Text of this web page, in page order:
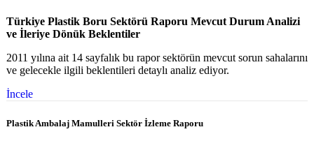
Türkiye Plastik Boru Sektörü Raporu Mevcut Durum Analizi
ve İleriye Dönük Beklentiler
2011 yılına ait 14 sayfalık bu rapor sektörün mevcut sorun sahalarını
ve gelecekle ilgili beklentileri detaylı analiz ediyor.
İncele
Plastik Ambalaj Mamulleri Sektör İzleme Raporu